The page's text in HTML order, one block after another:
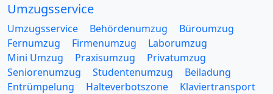
Umzugsservice
Umzugsservice Behördenumzug
Büroumzug
Fernumzug
Firmenumzug
Laborumzug
Mini Umzug
Praxisumzug
Privatumzug
Seniorenumzug
Studentenumzug
Beiladung
Entrümpelung
Halteverbotszone
Klaviertransport